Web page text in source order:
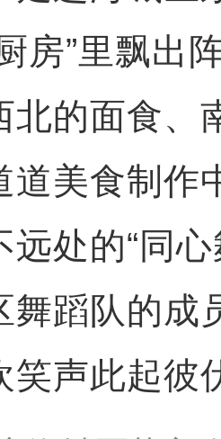
房”里飘
北的面食、
道美食制作
远处的“同
舞蹈队的成
笑声此起彼